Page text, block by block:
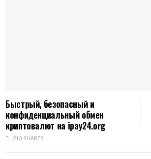
Быстрый, безопасный и
конфиденциальный обмен
криптовалют на ipay24.org
213 SHARES